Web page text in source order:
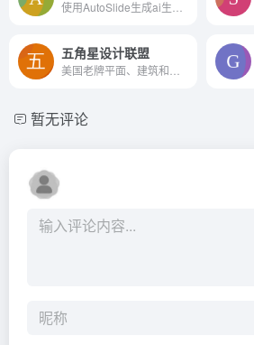
五角星设计联盟
暂无评论